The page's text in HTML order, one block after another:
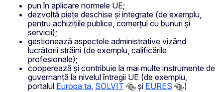
pun în aplicare normele UE;
dezvoltă piețe deschise și integrate (de exemplu,
pentru achizițiile publice, comerțul cu bunuri și
servicii);
gestionează aspectele administrative vizând
lucrătorii străini (de exemplu, calificările
profesionale);
cooperează și contribuie la mai multe instrumente de
guvernanță la nivelul întregii UE (de exemplu,
portalul Europa ta, SOLVIT și EURES
)